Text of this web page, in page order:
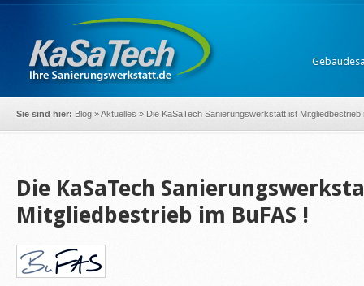
Sie sind hier: Blog »Aktuelles » Die KaSaTech Sanierungswerkstatt ist Mitgliedbestrieb
Die KaSaTech
Mitgliedbestrieb im BuFAS !